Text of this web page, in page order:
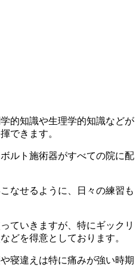
的知識や生理学的知識などが
できます。
ルト施術器がすべての院に配
なせるように、日々の練習も
ていきますが、特にギックリ
どを得意としております。
寝違えは特に痛みが強い時期